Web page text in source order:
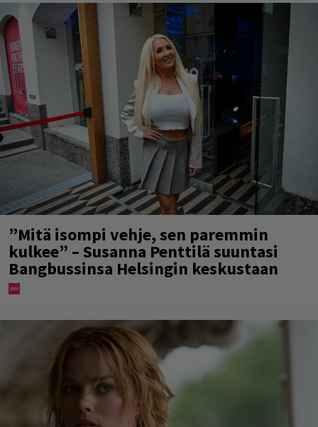
”Mitä isompi vehje, sen paremmin
kulkee” – Susanna Penttilä suuntasi
Bangbussinsa Helsingin keskustaan